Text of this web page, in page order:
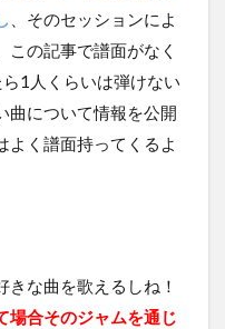
、そのセッションによ
この記事で譜面がなく
1人くらいは弾けない
曲について情報を公開
よく譜面持ってくるよ
きな曲を歌えるしね！
場合そのジャムを通じ